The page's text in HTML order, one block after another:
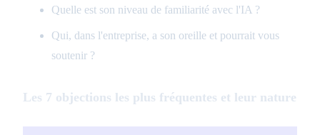
Quelle est son niveau de familiarité avec l'IA ?
Qui, dans l'entreprise, a son oreille et pourrait vous
soutenir ?
Les 7 objections les plus fréquentes et leur nature